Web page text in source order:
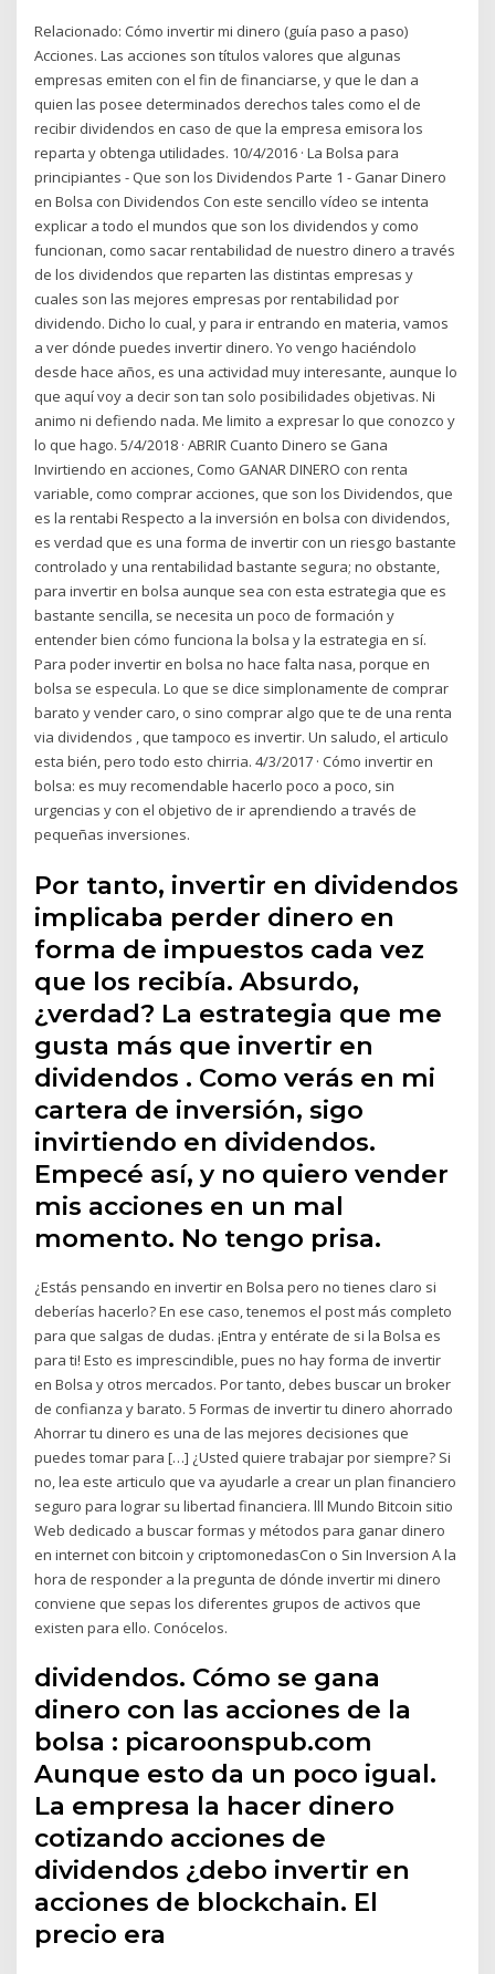
Relacionado: Cómo invertir mi dinero (guía paso a paso)
Acciones. Las acciones son títulos valores que algunas
empresas emiten con el fin de financiarse, y que le dan a
quien las posee determinados derechos tales como el de
recibir dividendos en caso de que la empresa emisora los
reparta y obtenga utilidades. 10/4/2016 · La Bolsa para
principiantes - Que son los Dividendos Parte 1 - Ganar Dinero
en Bolsa con Dividendos Con este sencillo vídeo se intenta
explicar a todo el mundos que son los dividendos y como
funcionan, como sacar rentabilidad de nuestro dinero a través
de los dividendos que reparten las distintas empresas y
cuales son las mejores empresas por rentabilidad por
dividendo. Dicho lo cual, y para ir entrando en materia, vamos
a ver dónde puedes invertir dinero. Yo vengo haciéndolo
desde hace años, es una actividad muy interesante, aunque lo
que aquí voy a decir son tan solo posibilidades objetivas. Ni
animo ni defiendo nada. Me limito a expresar lo que conozco y
lo que hago. 5/4/2018 · ABRIR Cuanto Dinero se Gana
Invirtiendo en acciones, Como GANAR DINERO con renta
variable, como comprar acciones, que son los Dividendos, que
es la rentabi Respecto a la inversión en bolsa con dividendos,
es verdad que es una forma de invertir con un riesgo bastante
controlado y una rentabilidad bastante segura; no obstante,
para invertir en bolsa aunque sea con esta estrategia que es
bastante sencilla, se necesita un poco de formación y
entender bien cómo funciona la bolsa y la estrategia en sí.
Para poder invertir en bolsa no hace falta nasa, porque en
bolsa se especula. Lo que se dice simplonamente de comprar
barato y vender caro, o sino comprar algo que te de una renta
via dividendos , que tampoco es invertir. Un saludo, el articulo
esta bién, pero todo esto chirria. 4/3/2017 · Cómo invertir en
bolsa: es muy recomendable hacerlo poco a poco, sin
urgencias y con el objetivo de ir aprendiendo a través de
pequeñas inversiones.
Por tanto, invertir en dividendos
implicaba perder dinero en
forma de impuestos cada vez
que los recibía. Absurdo,
¿verdad? La estrategia que me
gusta más que invertir en
dividendos . Como verás en mi
cartera de inversión, sigo
invirtiendo en dividendos.
Empecé así, y no quiero vender
mis acciones en un mal
momento. No tengo prisa.
¿Estás pensando en invertir en Bolsa pero no tienes claro si
deberías hacerlo? En ese caso, tenemos el post más completo
para que salgas de dudas. ¡Entra y entérate de si la Bolsa es
para ti! Esto es imprescindible, pues no hay forma de invertir
en Bolsa y otros mercados. Por tanto, debes buscar un broker
de confianza y barato. 5 Formas de invertir tu dinero ahorrado
Ahorrar tu dinero es una de las mejores decisiones que
puedes tomar para […] ¿Usted quiere trabajar por siempre? Si
no, lea este articulo que va ayudarle a crear un plan financiero
seguro para lograr su libertad financiera. lll Mundo Bitcoin sitio
Web dedicado a buscar formas y métodos para ganar dinero
en internet con bitcoin y criptomonedasCon o Sin Inversion A la
hora de responder a la pregunta de dónde invertir mi dinero
conviene que sepas los diferentes grupos de activos que
existen para ello. Conócelos.
dividendos. Cómo se gana
dinero con las acciones de la
bolsa : picaroonspub.com
Aunque esto da un poco igual.
La empresa la hacer dinero
cotizando acciones de
dividendos ¿debo invertir en
acciones de blockchain. El
precio era